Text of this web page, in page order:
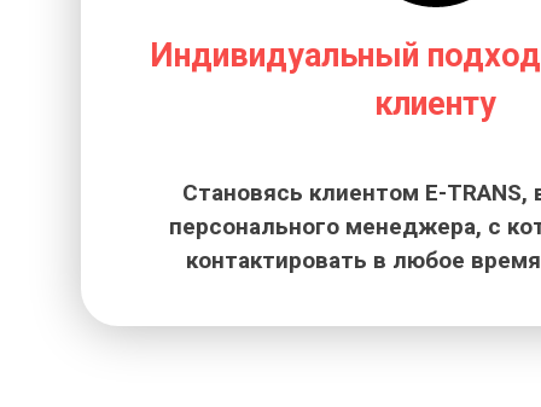
Индивидуальный
клиенту
Становясь клиентом E-TRANS,
персонального менеджера, с
контактировать в любое